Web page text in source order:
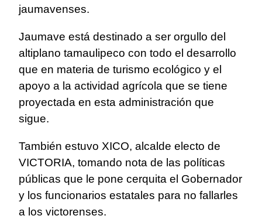
jaumavenses.
Jaumave está destinado a ser orgullo del
altiplano tamaulipeco con todo el desarrollo
que en materia de turismo ecológico y el
apoyo a la actividad agrícola que se tiene
proyectada en esta administración que
sigue.
También estuvo XICO, alcalde electo de
VICTORIA, tomando nota de las políticas
públicas que le pone cerquita el Gobernador
y los funcionarios estatales para no fallarles
a los victorenses.